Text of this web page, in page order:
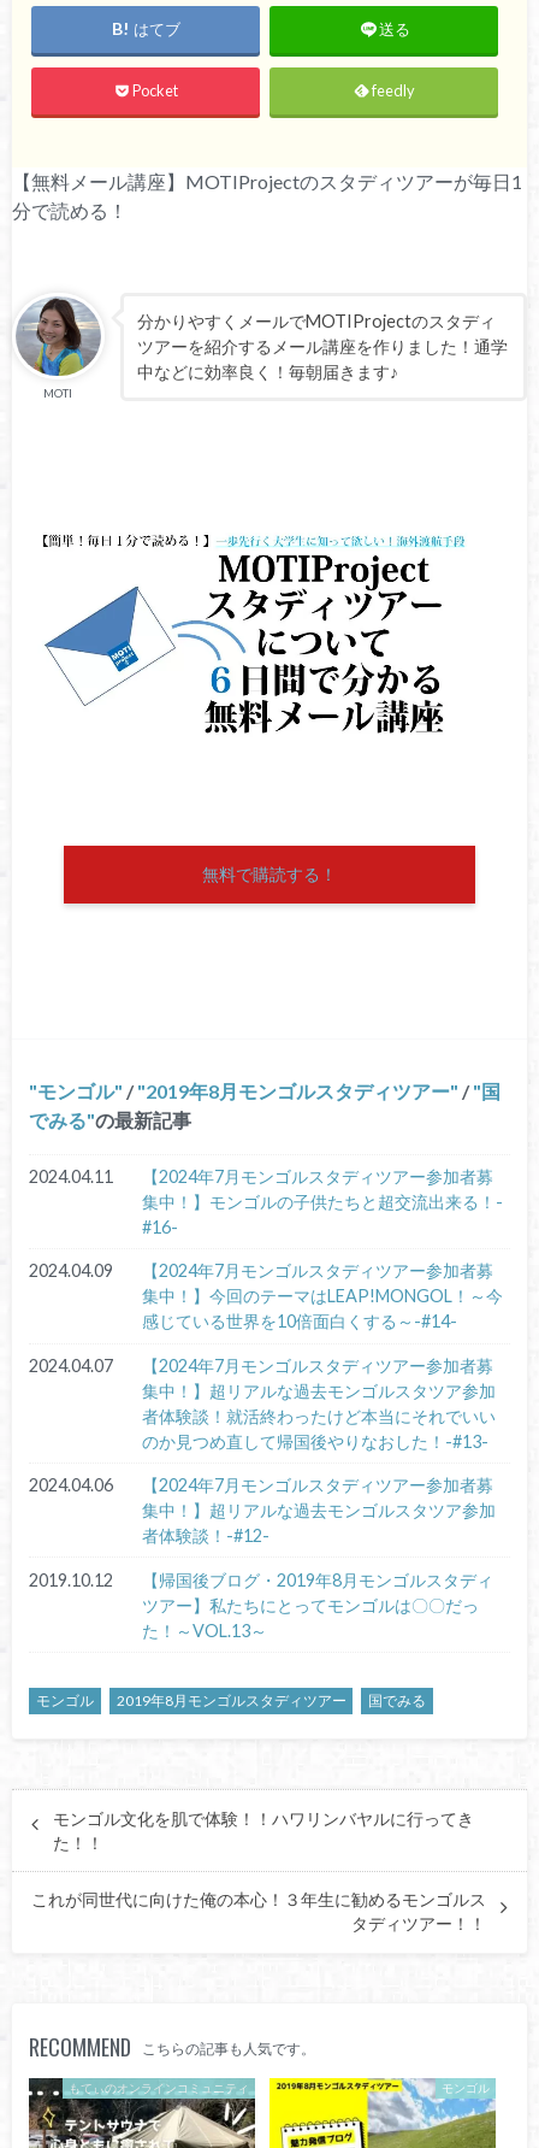
はてブ 送る
Pocket feedly
【無料メール講座】MOTIProjectのスタディツアーが毎日1
分で読める！
MOTI
分かりやすくメールでMOTIProjectのスタディ
ツアーを紹介するメール講座を作りました！通学
中などに効率良く！毎朝届きます♪
無料で購読する！
モンゴル / 2019年8月モンゴルスタディツアー / 国
でみる の最新記事
2024.04.11
【2024年7月モンゴルスタディツアー参加者募
集中！】モンゴルの子供たちと超交流出来る！-
#16-
2024.04.09
【2024年7月モンゴルスタディツアー参加者募
集中！】今回のテーマはLEAP!MONGOL！～今
感じている世界を10倍面白くする～-#14-
2024.04.07
【2024年7月モンゴルスタディツアー参加者募
集中！】超リアルな過去モンゴルスタツア参加
者体験談！就活終わったけど本当にそれでいい
のか見つめ直して帰国後やりなおした！-#13-
2024.04.06
【2024年7月モンゴルスタディツアー参加者募
集中！】超リアルな過去モンゴルスタツア参加
者体験談！-#12-
2019.10.12
【帰国後ブログ・2019年8月モンゴルスタディ
ツアー】私たちにとってモンゴルは〇〇だっ
た！～VOL.13～
モンゴル 2019年8月モンゴルスタディツアー 国でみる
モンゴル文化を肌で体験！！ハワリンバヤルに行ってき
た！！
これが同世代に向けた俺の本心！３年生に勧めるモンゴルス
タディツアー！！
RECOMMEND こちらの記事も人気です。
もてぃのオンラインコミュニティ モンゴル